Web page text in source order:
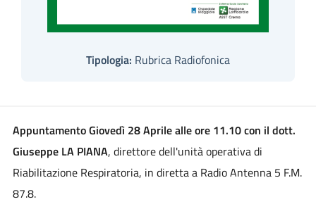
Tipologia: Rubrica Radiofonica
Appuntamento Giovedì 28 Aprile alle ore 11.10 con il dott.
Giuseppe LA PIANA, direttore dell'unità operativa di
Riabilitazione Respiratoria, in diretta a Radio Antenna 5 F.M.
87.8.